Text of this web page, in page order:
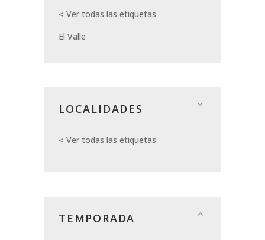
Ver todas las etiquetas
El Valle
LOCALIDADES
Ver todas las etiquetas
TEMPORADA